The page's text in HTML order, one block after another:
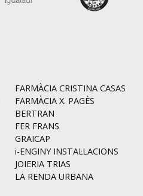
FARMÀCIA CRISTINA CASAS
FARMÀCIA X. PAGÈS
BERTRAN
FER FRANS
GRAICAP
i-ENGINY INSTAL·LACIONS
JOIERIA TRIAS
LA RENDA URBANA